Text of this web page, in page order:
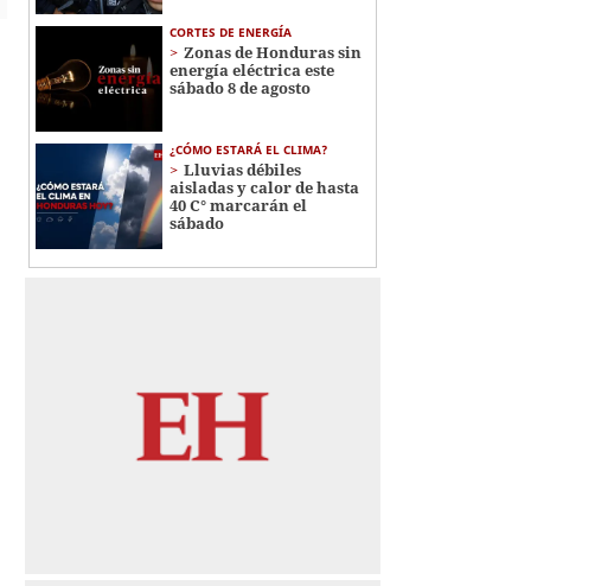
CORTES DE ENERGÍA
Zonas de Honduras sin
energía eléctrica este
sábado 8 de agosto
¿CÓMO ESTARÁ EL CLIMA?
Lluvias débiles
aisladas y calor de hasta
40 C° marcarán el
sábado